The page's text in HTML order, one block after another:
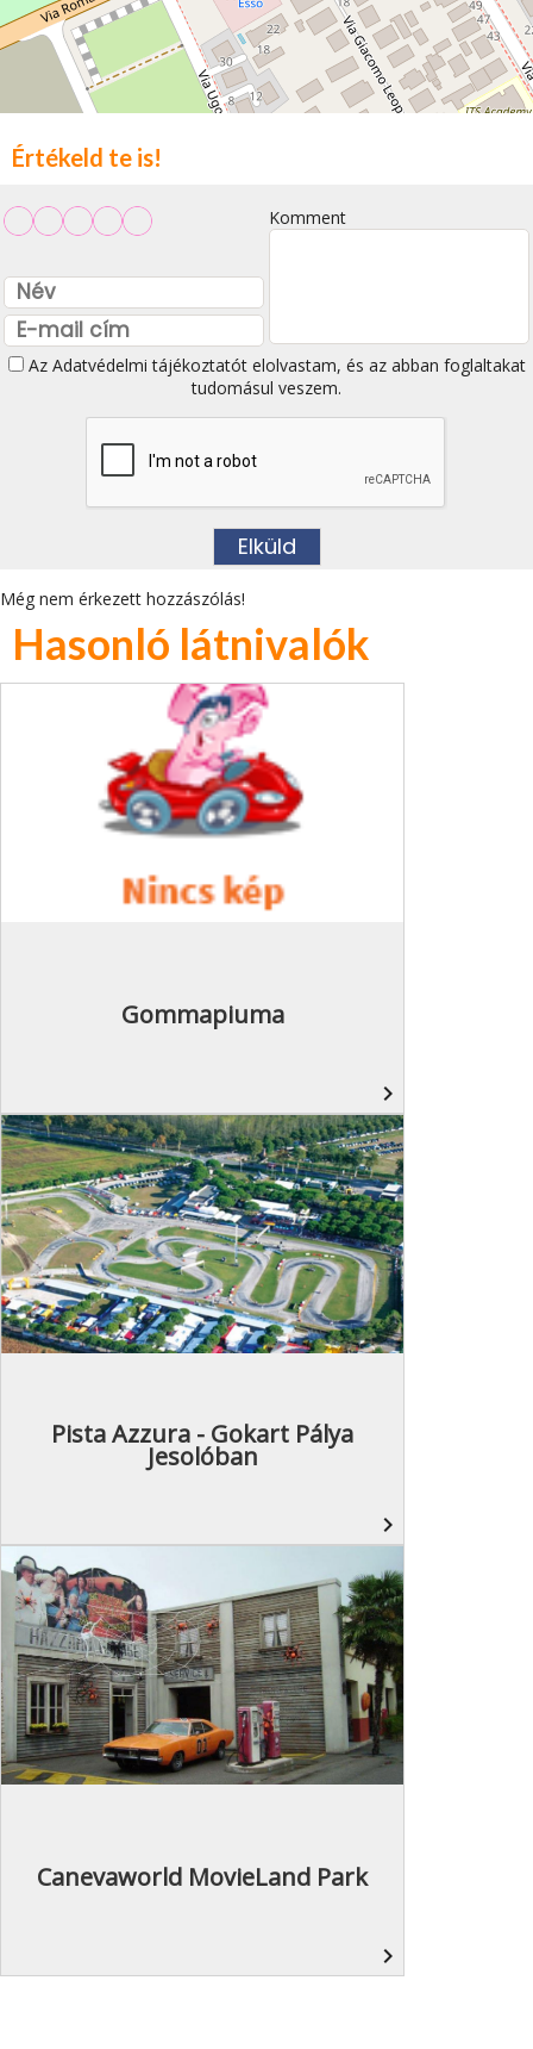
Értékeld te is!
Komment
Az Adatvédelmi tájékoztatótelolvastam, és az abban foglaltakat
tudomásul veszem.
Még nem érkezett hozzászólás!
Hasonló látnivalók
Gommapiuma
navigate_next
Pista Azzura - Gokart Pálya
Jesolóban
navigate_next
Canevaworld MovieLand Park
navigate_next